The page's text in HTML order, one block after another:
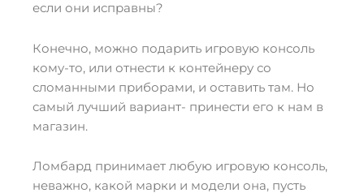
если они исправны?
Конечно, можно подарить игровую консоль
кому-то, или отнести к контейнеру со
сломанными приборами, и оставить там. Но
самый лучший вариант- принести его к нам в
магазин.
Ломбард принимает любую игровую консоль,
неважно, какой марки и модели она, пусть